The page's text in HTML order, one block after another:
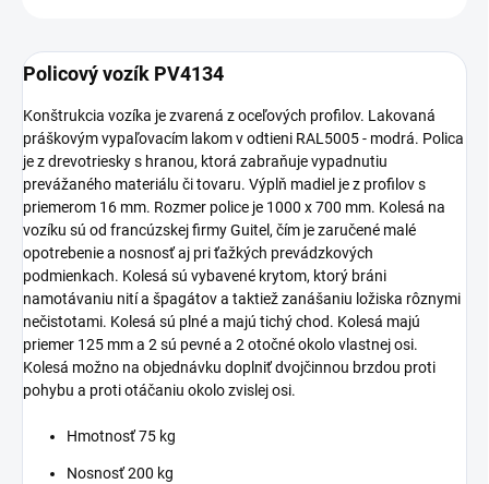
Policový vozík PV4134
Konštrukcia vozíka je zvarená z oceľových profilov. Lakovaná
práškovým vypaľovacím lakom v odtieni RAL5005 - modrá. Polica
je z drevotriesky s hranou, ktorá zabraňuje vypadnutiu
prevážaného materiálu či tovaru. Výplň madiel je z profilov s
priemerom 16 mm. Rozmer police je 1000 x 700 mm. Kolesá na
vozíku sú od francúzskej firmy Guitel, čím je zaručené malé
opotrebenie a nosnosť aj pri ťažkých prevádzkových
podmienkach. Kolesá sú vybavené krytom, ktorý bráni
namotávaniu nití a špagátov a taktiež zanášaniu ložiska rôznymi
nečistotami. Kolesá sú plné a majú tichý chod. Kolesá majú
priemer 125 mm a 2 sú pevné a 2 otočné okolo vlastnej osi.
Kolesá možno na objednávku doplniť dvojčinnou brzdou proti
pohybu a proti otáčaniu okolo zvislej osi.
Hmotnosť 75 kg
Nosnosť 200 kg